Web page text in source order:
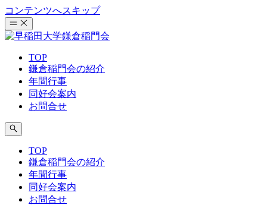
コンテンツへスキップ
TOP
鎌倉稲門会の紹介
年間行事
同好会案内
お問合せ
TOP
鎌倉稲門会の紹介
年間行事
同好会案内
お問合せ